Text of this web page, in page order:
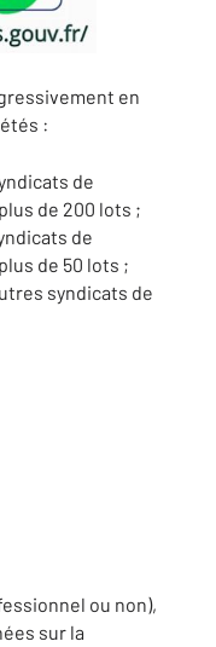
en
:
de
de 200 lots ;
de
de 50 lots ;
syndicats de
ou non),
sur la